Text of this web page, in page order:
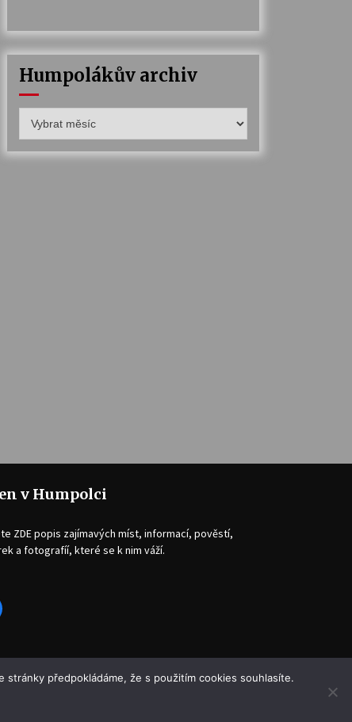
Humpolákův archiv
archiv
v Humpolci
ZDE popis zajímavých míst, informací, pověstí,
a fotografíí, které se k nim váží.
předpokládáme, že s použitím cookies souhlasíte.